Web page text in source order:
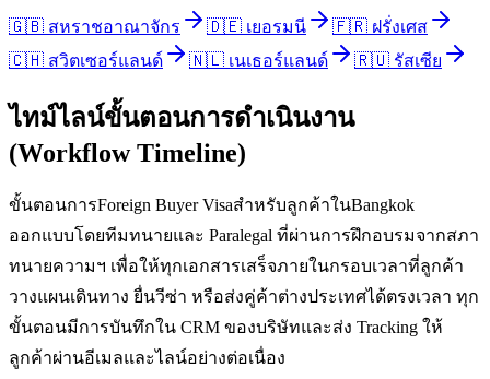
🇬🇧 สหราชอาณาจักร 🇩🇪 เยอรมนี 🇫🇷 ฝรั่งเศส
🇨🇭 สวิตเซอร์แลนด์ 🇳🇱 เนเธอร์แลนด์ 🇷🇺 รัสเซีย
ไทม์ไลน์ขั้นตอนการดำเนินงาน
(Workflow Timeline)
ขั้นตอนการForeign Buyer Visaสำหรับลูกค้าในBangkok
ออกแบบโดยทีมทนายและ Paralegal ที่ผ่านการฝึกอบรมจากสภา
ทนายความฯ เพื่อให้ทุกเอกสารเสร็จภายในกรอบเวลาที่ลูกค้า
วางแผนเดินทาง ยื่นวีซ่า หรือส่งคู่ค้าต่างประเทศได้ตรงเวลา ทุก
ขั้นตอนมีการบันทึกใน CRM ของบริษัทและส่ง Tracking ให้
ลูกค้าผ่านอีเมลและไลน์อย่างต่อเนื่อง